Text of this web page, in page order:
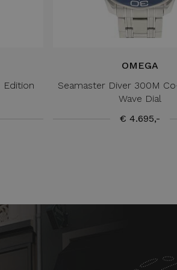
Edition
OMEGA
Seamaster Diver 300M
Wave Dial
€ 4.695,-